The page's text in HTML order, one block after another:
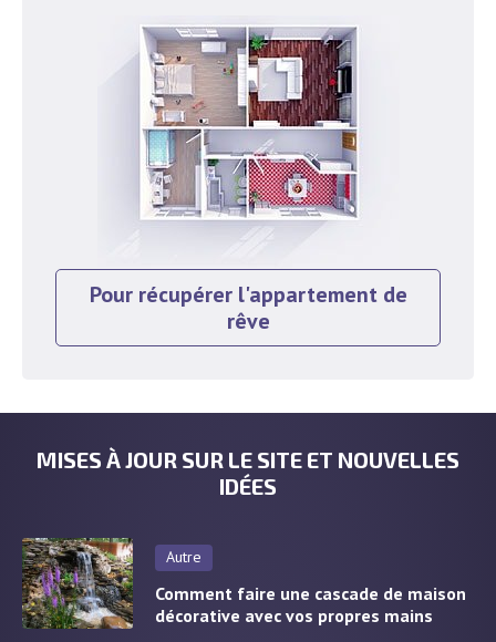
Pour récupérer l'appartement de
rêve
MISES À JOUR SUR LE SITE ET NOUVELLES
IDÉES
Autre
Comment faire une cascade de maison
décorative avec vos propres mains